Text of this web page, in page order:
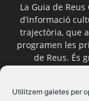
Utilitzem galetes per
La Guia de
d’informació
trajectòria, que
programen les
de Reus. És